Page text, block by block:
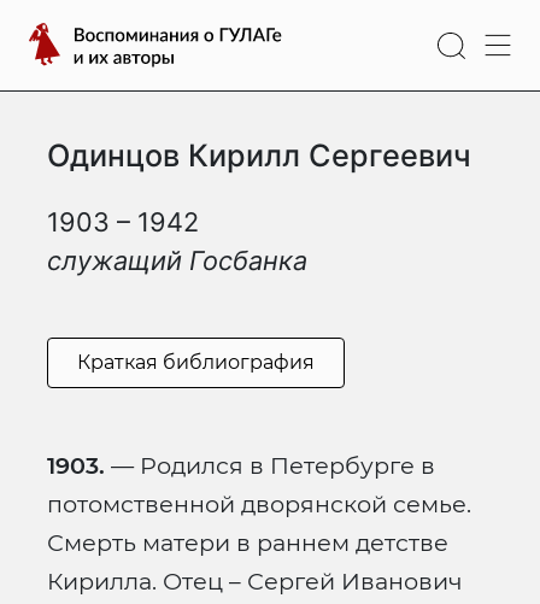
содержимому
Воспоминания
о
ГУЛАГе
ихОдинцов Кирилл Сергеевич
1903 – 1942
служащий Госбанка
Краткая библиография
1903. — Родился в Петербурге в
потомственной дворянской семье.
Смерть матери в раннем детстве
Кирилла. Отец – Сергей Иванович